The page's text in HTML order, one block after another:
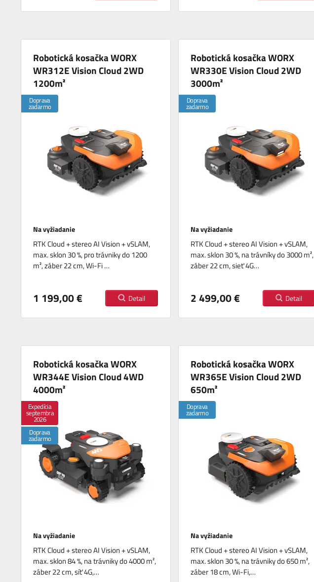
Robotická kosačka WORX
WR312E Vision Cloud 2WD
1200m²
Doprava
zadarmo
Na vyžiadanie
RTK Cloud + stereo AI Vision + vSLAM,
max. sklon 30 %, pro trávniky do 1200
m², záber 22 cm, Wi-Fi …
1 199,00 € Detail
Robotická kosačka WORX
WR330E Vision Cloud 2WD
3000m²
Doprava
zadarmo
Na vyžiadanie
RTK Cloud + stereo AI Vision + vSLAM,
max. sklon 30 %, na trávníky do 3000 m²,
záber 22 cm, sieť 4G…
2 499,00 € Detail
Robotická kosačka WORX
WR344E Vision Cloud 4WD
4000m²
Expedícia
septembra
2026
Doprava
zadarmo
Na vyžiadanie
RTK Cloud + stereo AI Vision + vSLAM,
max. sklon 84 %, na trávniky do 4000 m²,
záber 22 cm, síť 4G,…
Robotická kosačka WORX
WR365E Vision Cloud 2WD
650m²
Doprava
zadarmo
Na vyžiadanie
RTK Cloud + stereo AI Vision + vSLAM,
max. sklon 30 %, na trávniky do 650 m²,
záber 18 cm, Wi-Fi,…